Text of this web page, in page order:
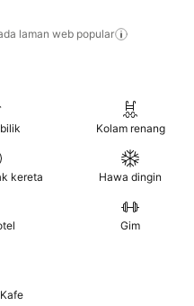
laman web popular
Kolam renang
kereta Hawa dingin
Gim
Kafe